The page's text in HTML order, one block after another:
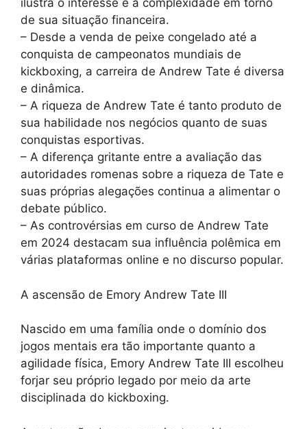
ilustra o interesse e a complexidade em torno
de sua situação financeira.
– Desde a venda de peixe congelado até a
conquista de campeonatos mundiais de
kickboxing, a carreira de Andrew Tate é diversa
e dinâmica.
– A riqueza de Andrew Tate é tanto produto de
sua habilidade nos negócios quanto de suas
conquistas esportivas.
– A diferença gritante entre a avaliação das
autoridades romenas sobre a riqueza de Tate e
suas próprias alegações continua a alimentar o
debate público.
– As controvérsias em curso de Andrew Tate
em 2024 destacam sua influência polêmica em
várias plataformas online e no discurso popular.
A ascensão de Emory Andrew Tate III
Nascido em uma família onde o domínio dos
jogos mentais era tão importante quanto a
agilidade física, Emory Andrew Tate III escolheu
forjar seu próprio legado por meio da arte
disciplinada do kickboxing.